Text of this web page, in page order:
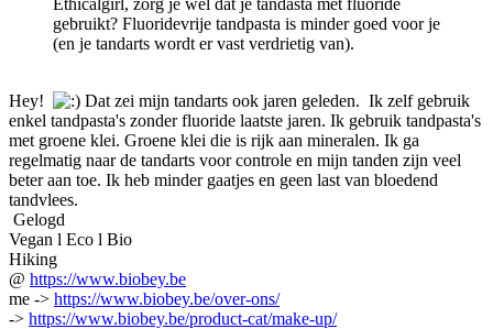
gebruikt? Fluoridevrije tandpasta is minder goed voor je
(en je tandarts wordt er vast verdrietig van).
Hey!
Dat zei mijn tandarts ook jaren geleden. Ik zelf gebruik
enkel tandpasta's zonder fluoride laatste jaren. Ik gebruik tandpasta's
met groene klei. Groene klei die is rijk aan mineralen. Ik ga
regelmatig naar de tandarts voor controle en mijn tanden zijn veel
beter aan toe. Ik heb minder gaatjes en geen last van bloedend
tandvlees.
Gelogd
Vegan l Eco l Bio
Hiking
@ https://www.biobey.be
me -> https://www.biobey.be/over-ons/
-> https://www.biobey.be/product-cat/make-up/